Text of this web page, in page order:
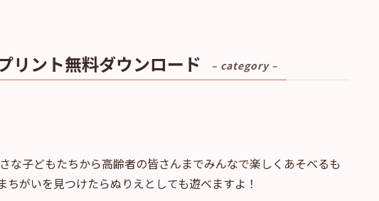
リント無料ダウンロード – category –
な子どもたちから高齢者の皆さんまでみんなで楽しくあそべるも
がいを見つけたらぬりえとしても遊べますよ！